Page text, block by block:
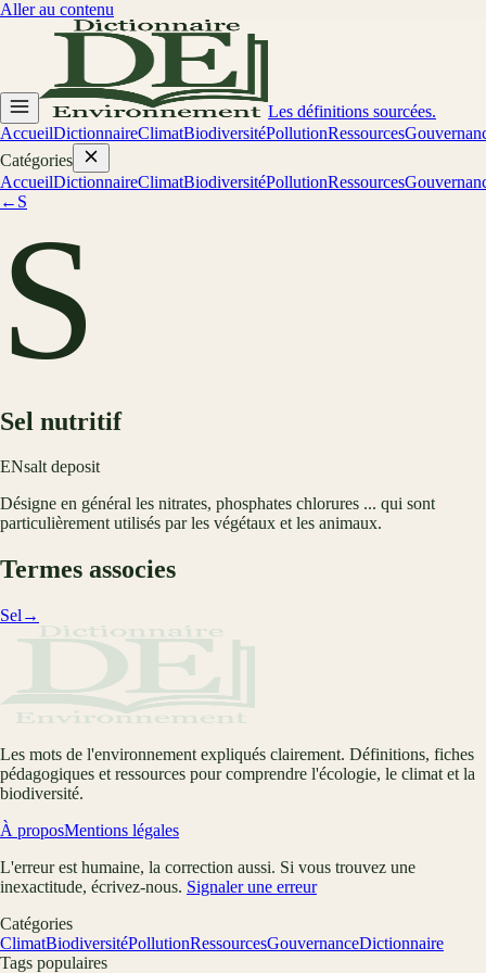
Aller au contenu
Les définitions sourcées.
AccueilDictionnaireClimatBiodiversitéPollutionRessources
Catégories
AccueilDictionnaireClimatBiodiversitéPollutionRessources
← S
S
Sel nutritif
ENsalt deposit
Désigne en général les nitrates, phosphates chlorures ... qui sont
particulièrement utilisés par les végétaux et les animaux.
Termes associes
Sel →
Les mots de l'environnement expliqués clairement. Définitions, fiches
pédagogiques et ressources pour comprendre l'écologie, le climat et la
biodiversité.
À proposMentions légales
L'erreur est humaine, la correction aussi. Si vous trouvez une
inexactitude, écrivez-nous. Signaler une erreur
Catégories
ClimatBiodiversitéPollutionRessourcesGouvernanceDictionnaire
Tags populaires